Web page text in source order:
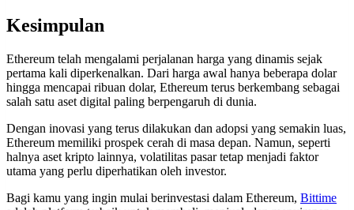
Kesimpulan
Ethereum telah mengalami perjalanan harga yang dinamis sejak
pertama kali diperkenalkan. Dari harga awal hanya beberapa dolar
hingga mencapai ribuan dolar, Ethereum terus berkembang sebagai
salah satu aset digital paling berpengaruh di dunia.
Dengan inovasi yang terus dilakukan dan adopsi yang semakin luas,
Ethereum memiliki prospek cerah di masa depan. Namun, seperti
halnya aset kripto lainnya, volatilitas pasar tetap menjadi faktor
utama yang perlu diperhatikan oleh investor.
Bagi kamu yang ingin mulai berinvestasi dalam Ethereum, Bittime